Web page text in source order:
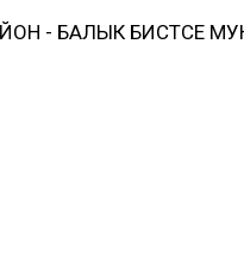
- БАЛЫК БИСТӘСЕ